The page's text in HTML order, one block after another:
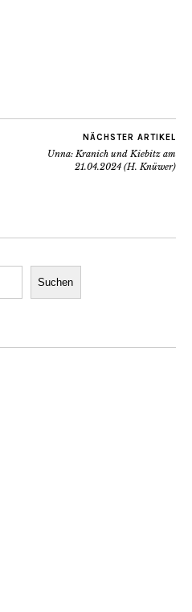
NÄCHSTER ARTIKEL
Unna: Kranich und Kiebitz am
21.04.2024 (H. Knüwer)
Suchen